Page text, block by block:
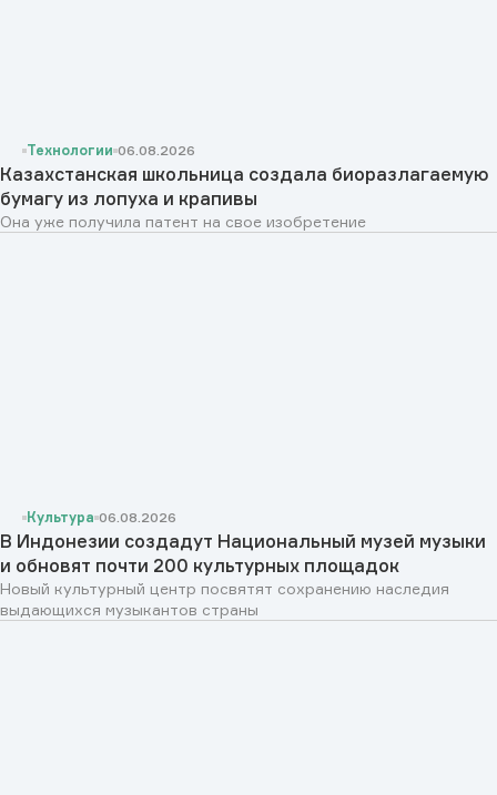
Технологии 06.08.2026
Казахстанская школьница создала биоразлагаемую
бумагу из лопуха и крапивы
Она уже получила патент на свое изобретение
Культура 06.08.2026
В Индонезии создадут Национальный музей музыки
и обновят почти 200 культурных площадок
Новый культурный центр посвятят сохранению наследия
выдающихся музыкантов страны